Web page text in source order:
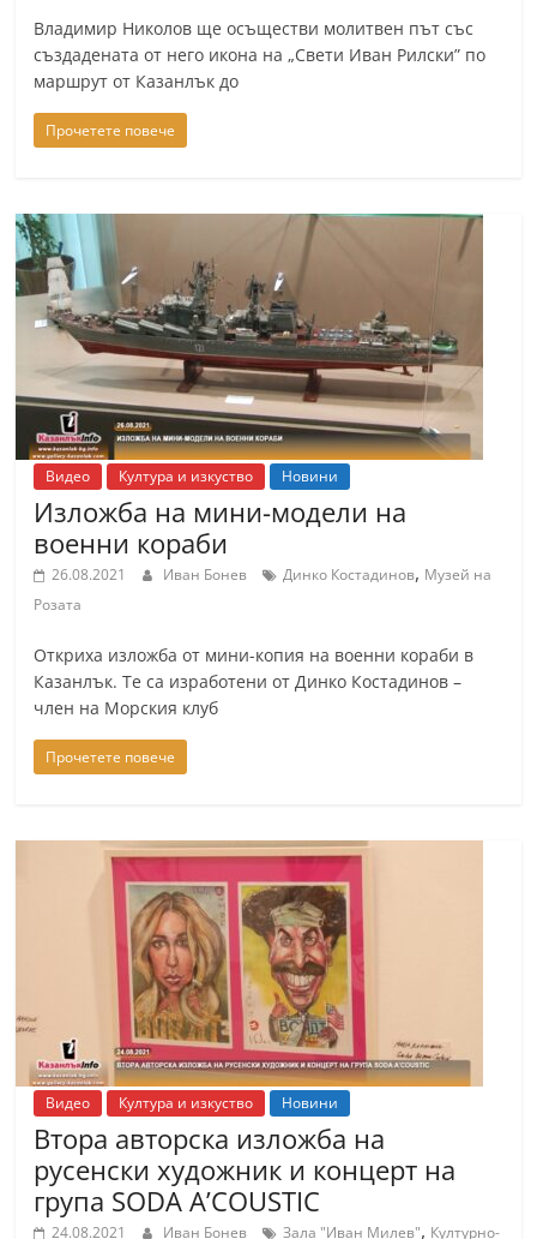
n
l
a
k
.
,
k
a
z
a
n
a
b
g
i
o
,
g
a
l
l
e
r
y
k
a
Владимир Николов ще осъществи молитвен път със
създадената от него икона на „Свети Иван Рилски” по
маршрут от Казанлък до
Прочетете повече
Видео Култура и изкуство Новини
Изложба на мини-модели на
военни кораби
26.08.2021 Иван Бонев Динко Костадинов, Музей на
Розата
Откриха изложба от мини-копия на военни кораби в
Казанлък. Те са изработени от Динко Костадинов –
член на Морския клуб
Прочетете повече
Видео Култура и изкуство Новини
Втора авторска изложба на
русенски художник и концерт на
група SODA A’COUSTIC
24.08.2021 Иван Бонев Зала "Иван Милев", Културно-